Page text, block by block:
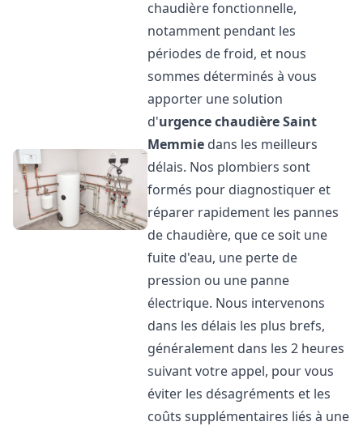
chaudière fonctionnelle,
notamment pendant les
périodes de froid, et nous
sommes déterminés à vous
apporter une solution
d'urgence chaudièreSaint
Memmie dans les meilleurs
délais. Nos plombiers sont
formés pour diagnostiquer et
réparer rapidement les pannes
de chaudière, que ce soit une
fuite d'eau, une perte de
pression ou une panne
électrique. Nous intervenons
dans les délais les plus brefs,
généralement dans les 2 heures
suivant votre appel, pour vous
éviter les désagréments et les
coûts supplémentaires liés à une